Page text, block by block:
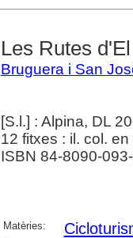
Les Rutes
Bruguera i San
[S.l.] : Alpina, DL
12 fitxes : il. col.
ISBN 84-8090-
Matèries: